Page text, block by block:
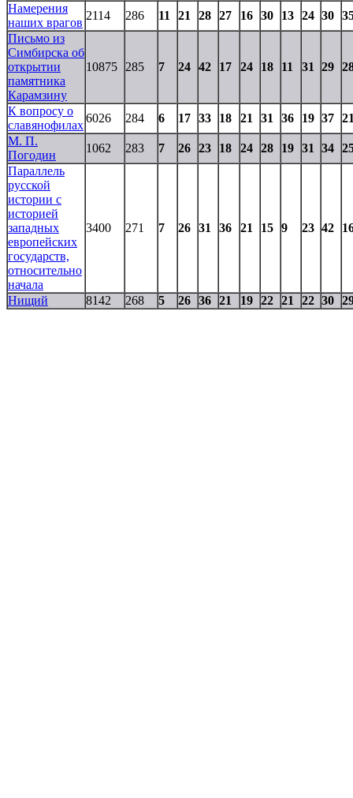
Намерения
наших врагов
2114 286 11 21 28 27 16 30 13 24 30
Письмо из
Симбирска об
открытии
памятника
Карамзину
10875 285 7 24 42 17 24 18 11 31 29
К вопросу о
славянофилах
6026 284 6 17 33 18 21 31 36 19 37
М. П.
Погодин
1062 283 7 26 23 18 24 28 19 31 34
Параллель
русской
истории с
историей
западных
европейских
государств,
относительно
начала
3400 271 7 26 31 36 21 15 9 23 42
Нищий 8142 268 5 26 36 21 19 22 21 22 30